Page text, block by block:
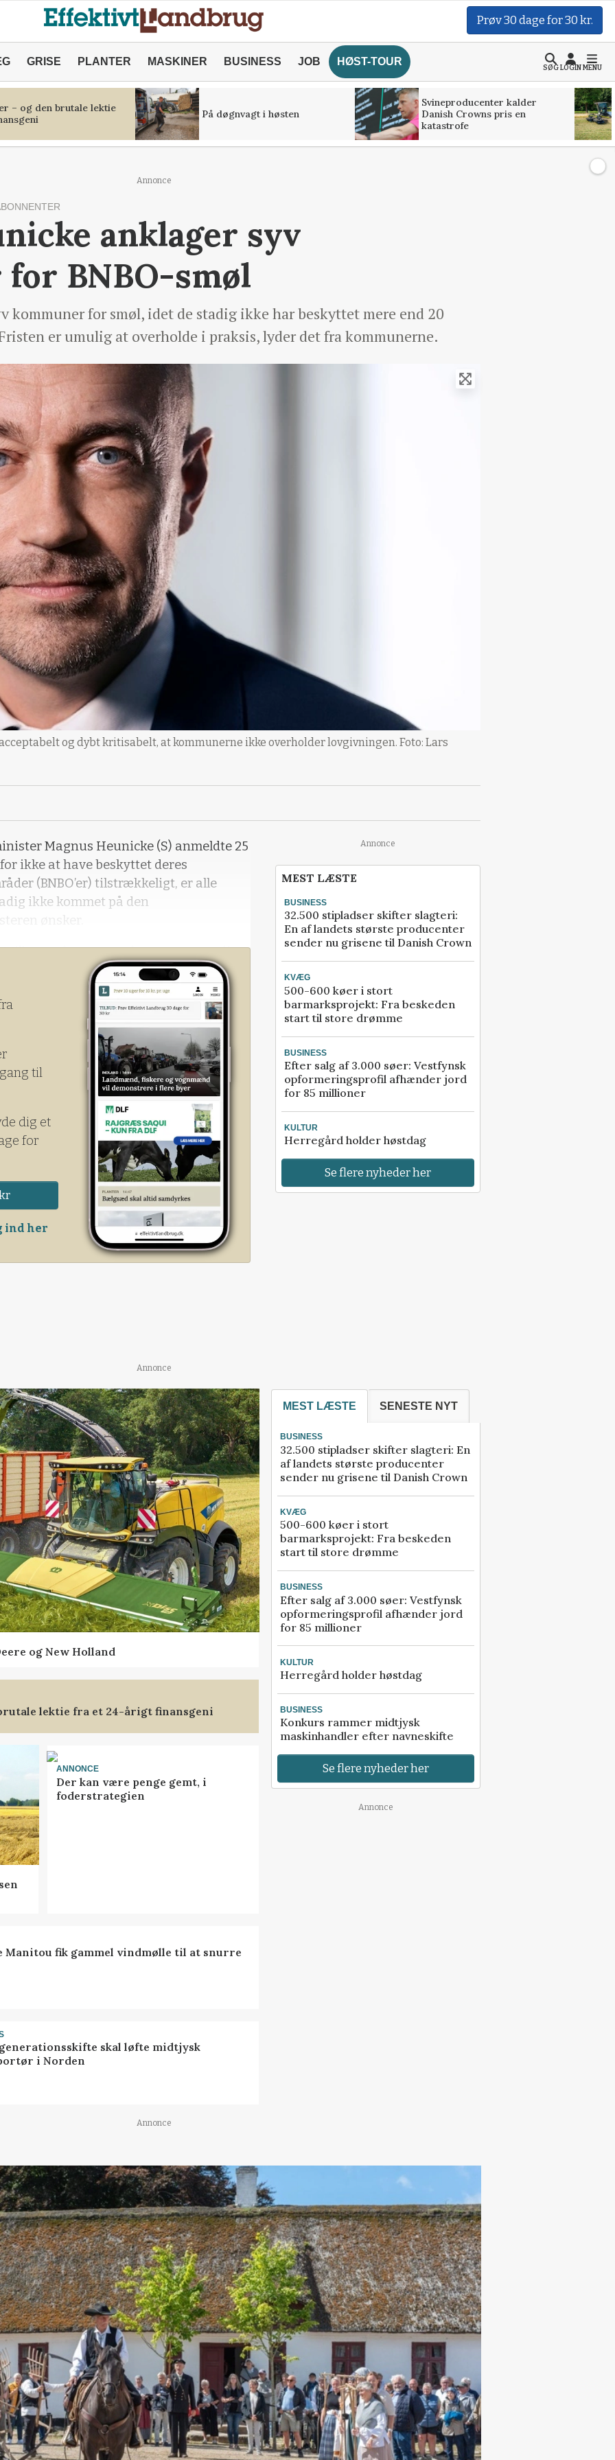
Prøv 30 dage for 30 kr.
GRISE PLANTER MASKINER BUSINESS JOB HØST-TOUR
SØGLOGINMENU
– og den brutale lektie
På døgnvagt i høsten
Svineproducenter kalder
Danish Crowns pris en
katastrofe
Annonce
anklager syv
BNBO-smøl
kommuner for smøl, idet de stadig ikke har beskyttet mere end 20
er umulig at overholde i praksis, lyder det fra kommunerne.
og dybt kritisabelt, at kommunerne ikke overholder lovgivningen. Foto: Lars
Magnus Heunicke (S) anmeldte 25
ikke at have beskyttet deres
(BNBO’er) tilstrækkeligt, er alle
ikke kommet på den
at syv kommuner stadig
af deres BNBO’er, hvilket er den
tidligere har defineret.
til
dig et
for
ind her
Annonce
MEST LÆSTE
BUSINESS
32.500 stipladser skifter slagteri:
En af landets største producenter
sender nu grisene til Danish Crown
KVÆG
500-600 køer i stort
barmarksprojekt: Fra beskeden
start til store drømme
BUSINESS
Efter salg af 3.000 søer: Vestfynsk
opformeringsprofil afhænder jord
for 85 millioner
KULTUR
Herregård holder høstdag
Se flere nyheder her
Annonce
og New Holland
lektie fra et 24-årigt finansgeni
ANNONCE
Der kan være penge gemt, i
foderstrategien
Manitou fik gammel vindmølle til at snurre
skal løfte midtjysk
i Norden
MEST LÆSTE SENESTE NYT
BUSINESS
32.500 stipladser skifter slagteri: En
af landets største producenter
sender nu grisene til Danish Crown
KVÆG
500-600 køer i stort
barmarksprojekt: Fra beskeden
start til store drømme
BUSINESS
Efter salg af 3.000 søer: Vestfynsk
opformeringsprofil afhænder jord
for 85 millioner
KULTUR
Herregård holder høstdag
BUSINESS
Konkurs rammer midtjysk
maskinhandler efter navneskifte
Se flere nyheder her
Annonce
Annonce